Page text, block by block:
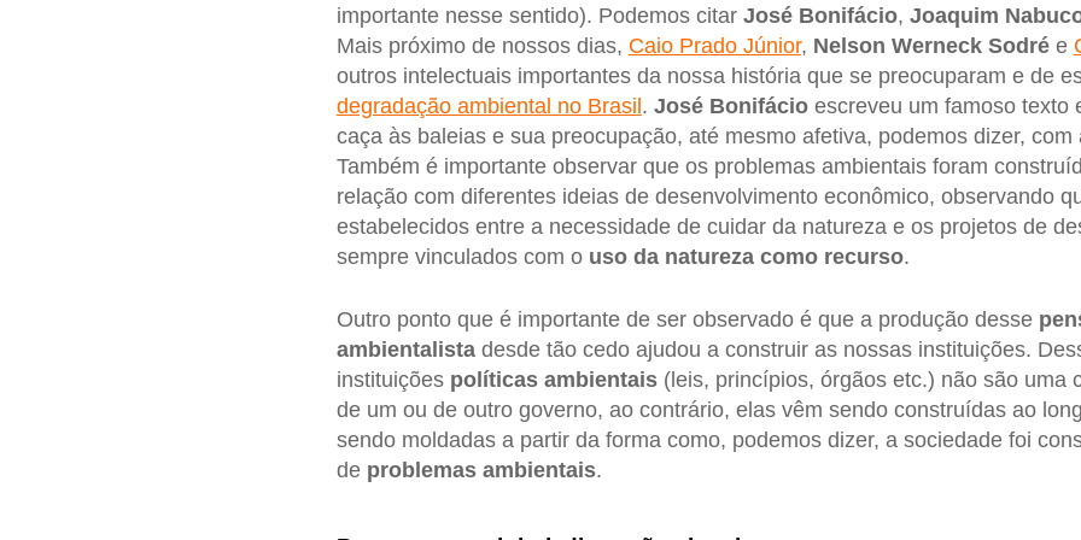
importante nesse sentido). Podemos citar José Bonifácio, Joaquim
Mais próximo de nossos dias, Caio Prado Júnior, Nelson Werneck Sodrée
outros intelectuais importantes da nossa história que se preocuparam e de
degradação ambiental no Brasil . José Bonifácioescreveu um famoso texto
caça às baleias e sua preocupação, até mesmo afetiva, podemos dizer,
Também é importante observar que os problemas ambientais foram
relação com diferentes ideias de desenvolvimento econômico, observando
estabelecidos entre a necessidade de cuidar da natureza e os projetos de
sempre vinculados com o uso da natureza como recurso.
Outro ponto que é importante de ser observado é que a produção desse
ambientalistadesde tão cedo ajudou a construir as nossas instituições.
instituições políticas ambientais(leis, princípios, órgãos etc.) não são uma
de um ou de outro governo, ao contrário, elas vêm sendo construídas ao
sendo moldadas a partir da forma como, podemos dizer, a sociedade foi
de problemas ambientais.